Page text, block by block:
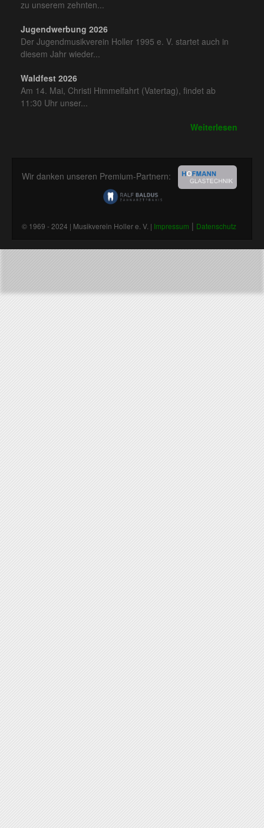
zu unserem zehnten...
Jugendwerbung 2026
Der Jugendmusikverein Holler 1995 e. V. startet auch in
diesem Jahr wieder...
Waldfest 2026
Am 14. Mai, Christi Himmelfahrt (Vatertag), findet ab
11:30 Uhr unser...
Weiterlesen
Wir danken unseren Premium-Partnern:
© 1969 - 2024 | Musikverein Holler e. V. | Impressum | Datenschutz